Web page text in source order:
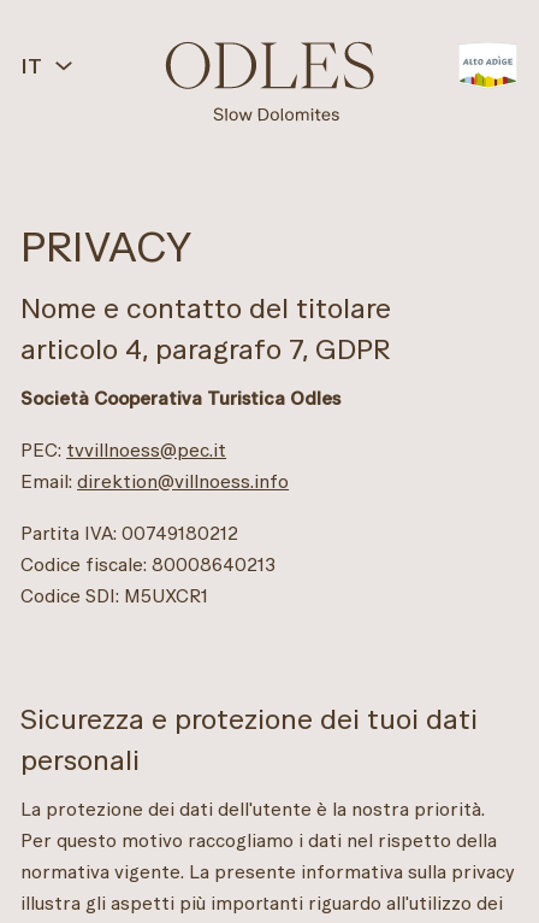
IT
PRIVACY
Nome e contatto del titolare
articolo 4, paragrafo 7, GDPR
Società Cooperativa Turistica Odles
PEC: tvvillnoess@pec.it
Email:direktion@villnoess.info
Partita IVA: 00749180212
Codice fiscale: 80008640213
Codice SDI: M5UXCR1
Sicurezza e protezione dei tuoi dati
personali
La protezione dei dati dell'utente è la nostra priorità.
Per questo motivo raccogliamo i dati nel rispetto della
normativa vigente. La presente informativa sulla privacy
illustra gli aspetti più importanti riguardo all'utilizzo dei